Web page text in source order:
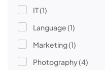
IT(1)
Language(1)
Marketing(1)
Photography(4)